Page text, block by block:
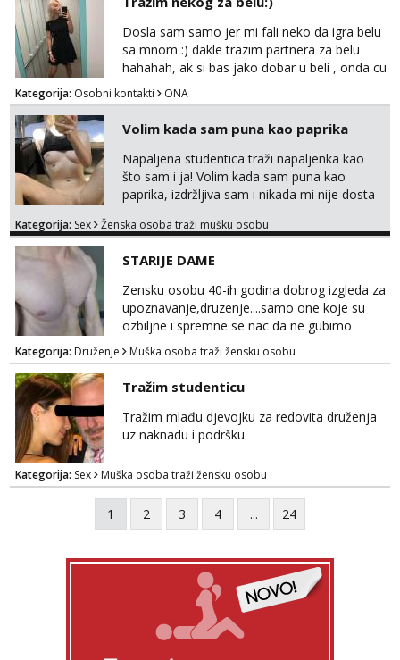
dostupna radnim danom (vikendi i noći su za
obitelj) - vodiš brigu o zdravlju i koristiš
zaštitu Ne javljajte se: - debele - frajeri i
paro...
Dosla sam samo jer mi fali neko da igra belu
sa mnom :) dakle trazim partnera za belu
hahahah, ak si bas jako dobar u beli , onda cu
razmislit za dalje Klikni na link ispod i nadji me
tamo, cekam te!
Kategorija: Osobni kontakti ONA
Volim kada sam puna kao paprika
Napaljena studentica traži napaljenka kao
što sam i ja! Volim kada sam puna kao
paprika, izdržljiva sam i nikada mi nije dosta
bilo kad i bilo gdje zato se javi što prije da
tamo, cekam te!
Kategorija: Sex Ženska osoba traži mušku osobu
STARIJE DAME
Zensku osobu 40-ih godina dobrog izgleda za
upoznavanje,druzenje....samo one koje su
ozbiljne i spremne se nac da ne gubimo
vrijeme!
Kategorija: Druženje Muška osoba traži žensku osobu
Tražim studenticu
Tražim mlađu djevojku za redovita druženja
uz naknadu i podršku.
Kategorija: Sex Muška osoba traži žensku osobu
1 2 3 4 ... 24